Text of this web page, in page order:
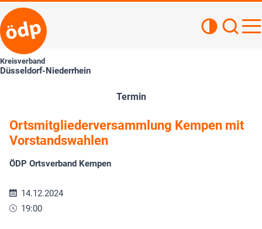
Kreisverband
Düsseldorf-Niederrhein
Termin
Ortsmitgliederversammlung Kempen mit
Vorstandswahlen
ÖDP Ortsverband Kempen
14.12.2024
19:00